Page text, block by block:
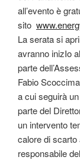
all’evento è
sito
La serata si
avranno inizIo
parte
Fabio
a cui seguirà
parte del
un intervento
calore di scarto
responsabile